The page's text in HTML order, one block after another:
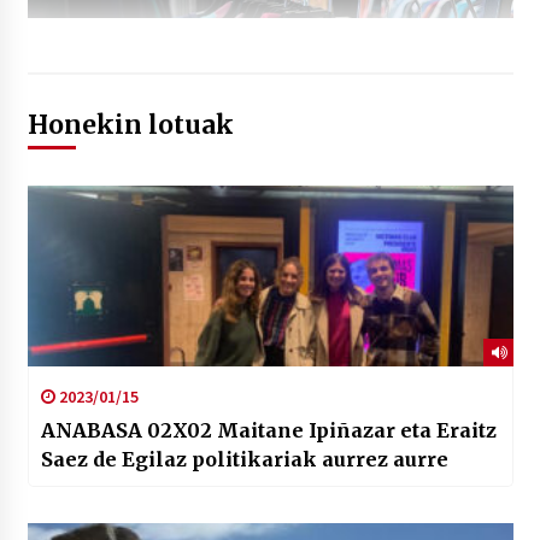
Honekin lotuak
2023/01/15
ANABASA 02X02 Maitane Ipiñazar eta Eraitz
Saez de Egilaz politikariak aurrez aurre